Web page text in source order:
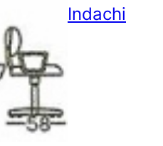
Indachi